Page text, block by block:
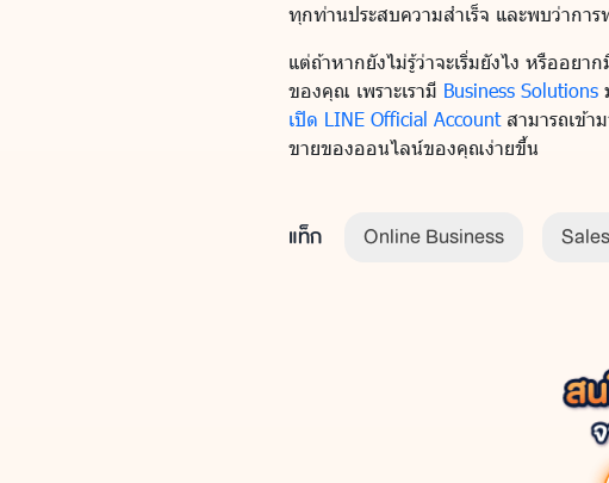
ทุกท่านประสบความสำเร็จ และพบว่ากา
แต่ถ้าหากยังไม่รู้ว่าจะเริ่มยังไง หรืออย
ของคุณ เพราะเรามี Business Solutions
เปิด LINE Official Accountสามารถเข้า
ขายของออนไลน์ของคุณง่ายขึ้น
แท็ก Online Business Sales